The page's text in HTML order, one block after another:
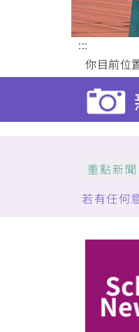
:::
你目前位
重點新聞
若有任何